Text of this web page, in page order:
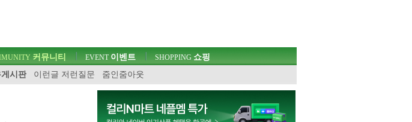
커뮤니티
시판
이런글 저런질문 줌인줌아웃
EVENT이벤트 SHOPPING 쇼핑